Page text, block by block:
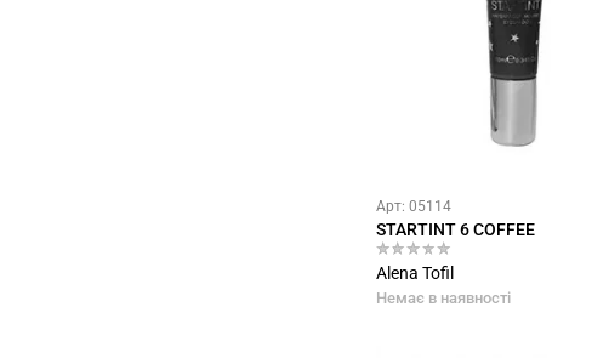
Арт: 05114
STARTINT 6 COFFEE
Alena Tofil
Немає в наявності